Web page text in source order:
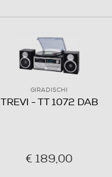
GIRADISCHI
TREVI - TT 1072 DAB
€ 189,00